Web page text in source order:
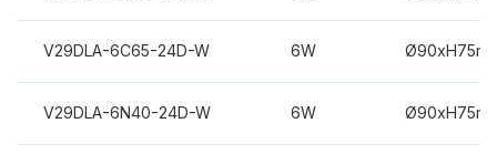
V29DLA-6C65-24D-W 6W
V29DLA-6N40-24D-W 6W